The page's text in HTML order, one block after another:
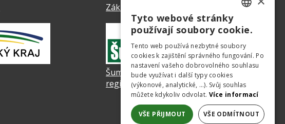
Základní a mateřská škola Švihov
ŠumavaNet.CZ - informace o
regionu
ENGLISH
Tyto webové stránky
používají soubory cookie.
Tento web používá nezbytné soubory
cookies k zajištění správného fungování. Po
nastavení vašeho dobrovolného souhlasu
bude využívat i další typy cookies
(výkonové, analytické, …). Svůj souhlas
můžete kdykoliv odvolat. Více informací
VŠE PŘIJMOUT VŠE ODMÍTNOUT